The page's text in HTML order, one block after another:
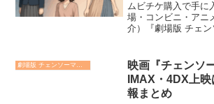
ムビチケ購入で手に
場・コンビニ・アニ
介）『劇場版 チェ
入する場所によって
どこで買うのがベス
劇場版 チェンソーマン レゼ篇
映画『チェンソ
IMAX・4DX上
報まとめ